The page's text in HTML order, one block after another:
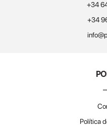
+34
+34
Política